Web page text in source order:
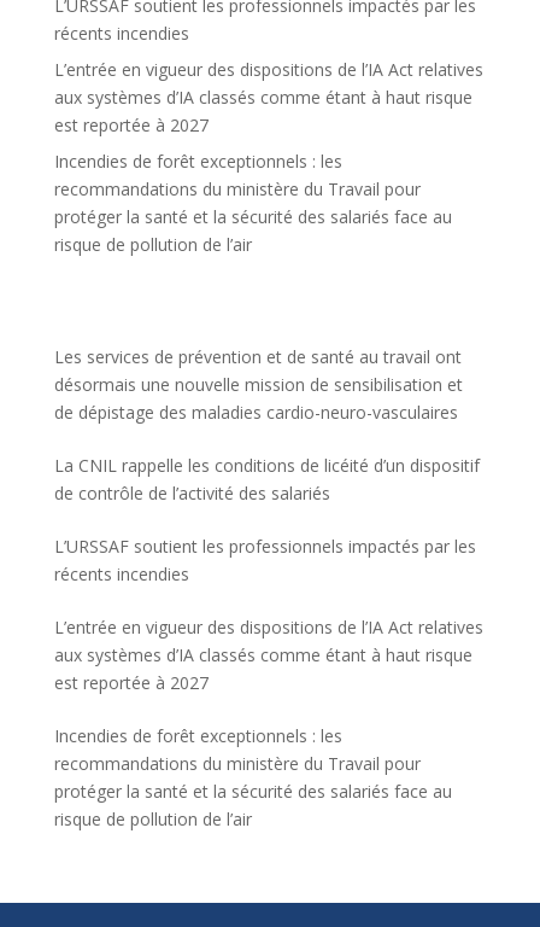
L’URSSAF soutient les professionnels impactés par les
récents incendies
L’entrée en vigueur des dispositions de l’IA Act relatives
aux systèmes d’IA classés comme étant à haut risque
est reportée à 2027
Incendies de forêt exceptionnels : les
recommandations du ministère du Travail pour
protéger la santé et la sécurité des salariés face au
risque de pollution de l’air
Les services de prévention et de santé au travail ont
désormais une nouvelle mission de sensibilisation et
de dépistage des maladies cardio-neuro-vasculaires
La CNIL rappelle les conditions de licéité d’un dispositif
de contrôle de l’activité des salariés
L’URSSAF soutient les professionnels impactés par les
récents incendies
L’entrée en vigueur des dispositions de l’IA Act relatives
aux systèmes d’IA classés comme étant à haut risque
est reportée à 2027
Incendies de forêt exceptionnels : les
recommandations du ministère du Travail pour
protéger la santé et la sécurité des salariés face au
risque de pollution de l’air